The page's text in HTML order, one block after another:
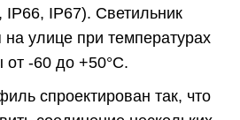
IP67). Светильник
улице при температурах
-60 до +50°C.
спроектирован так, что